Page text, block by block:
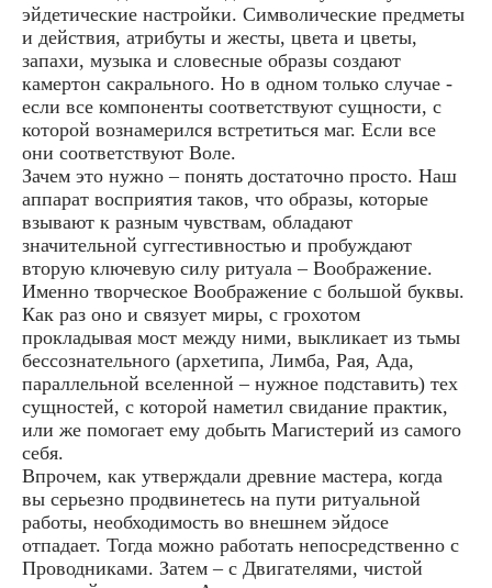
эйдетические настройки. Символические предметы
и действия, атрибуты и жесты, цвета и цветы,
запахи, музыка и словесные образы создают
камертон сакрального. Но в одном только случае -
если все компоненты соответствуют сущности, с
которой вознамерился встретиться маг. Если все
они соответствуют Воле.
Зачем это нужно – понять достаточно просто. Наш
аппарат восприятия таков, что образы, которые
взывают к разным чувствам, обладают
значительной суггестивностью и пробуждают
вторую ключевую силу ритуала – Воображение.
Именно творческое Воображение с большой буквы.
Как раз оно и связует миры, с грохотом
прокладывая мост между ними, выкликает из тьмы
бессознательного (архетипа, Лимба, Рая, Ада,
параллельной вселенной – нужное подставить) тех
сущностей, с которой наметил свидание практик,
или же помогает ему добыть Магистерий из самого
себя.
Впрочем, как утверждали древние мастера, когда
вы серьезно продвинетесь на пути ритуальной
работы, необходимость во внешнем эйдосе
отпадает. Тогда можно работать непосредственно с
Проводниками. Затем – с Двигателями, чистой